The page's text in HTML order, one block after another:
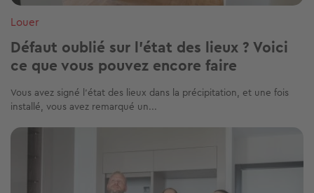
Louer
Défaut oublié sur l'état des lieux ? Voici
ce que vous pouvez encore faire
Vous avez signé l’état des lieux dans la précipitation, et une fois
installé, vous avez remarqué un...
Image